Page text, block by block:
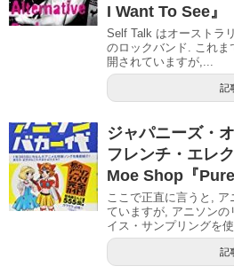
I Want To See』
Self Talk はオーストラ
のロックバンド. これ
開されていますが,...
記
ジャパニーズ・
フレンチ・エレ
Moe Shop『Pure
ここで正直に言うと,
ていますが, アニソンの
イス・サンプリングを使
記